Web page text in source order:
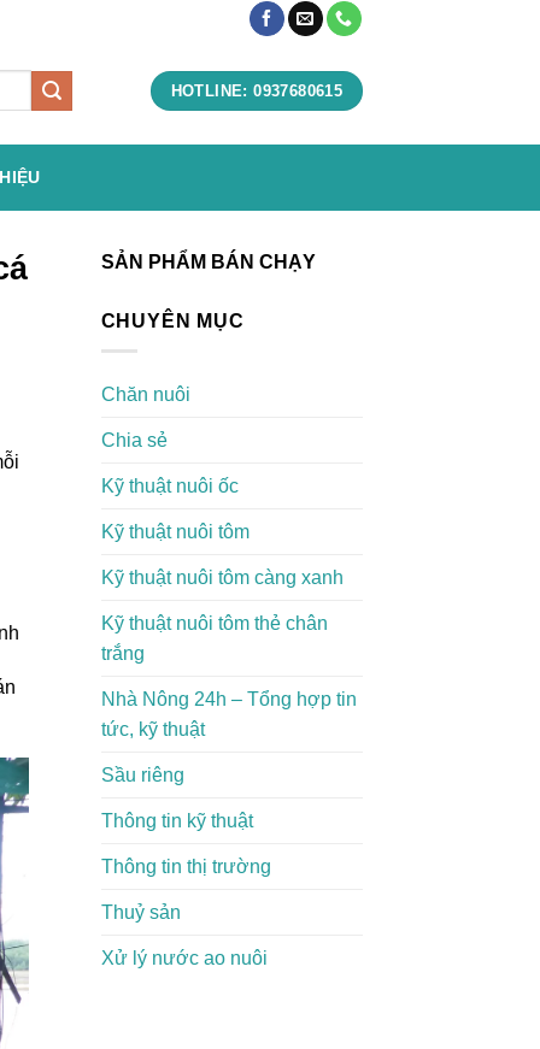
HOTLINE: 0937680615
SẢN PHẨM BÁN CHẠY
CHUYÊN MỤC
Chăn nuôi
Chia sẻ
Kỹ thuật nuôi ốc
Kỹ thuật nuôi tôm
Kỹ thuật nuôi tôm càng xanh
Kỹ thuật nuôi tôm thẻ chân
trắng
Nhà Nông 24h – Tổng hợp tin
tức, kỹ thuật
Sầu riêng
Thông tin kỹ thuật
Thông tin thị trường
Thuỷ sản
Xử lý nước ao nuôi